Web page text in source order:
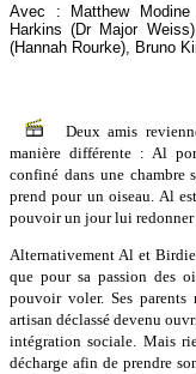
Avec : Matthew
Harkins (Dr Major
(Hannah Rourke), Bruno
Deux amis
manière différente : Al
confiné dans une
prend pour un oiseau. Al
pouvoir un jour lui redonner
Alternativement Al et
que pour sa passion des
pouvoir voler. Ses parents
artisan déclassé devenu
intégration sociale. Mais
décharge afin de prendre